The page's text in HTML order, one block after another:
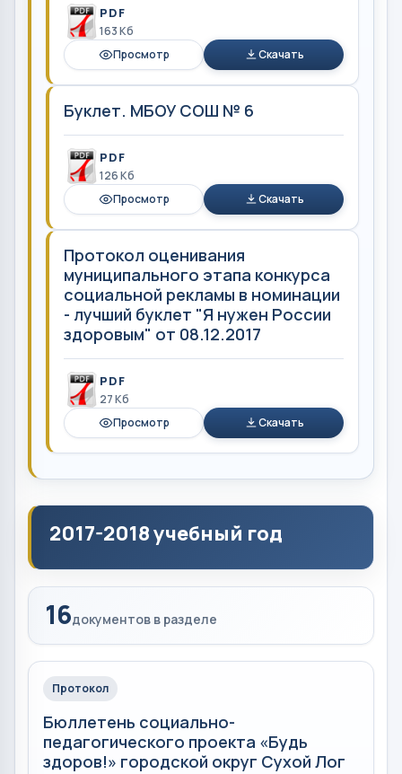
PDF
163 Кб
Просмотр
Скачать
Буклет. МБОУ СОШ № 6
PDF
126 Кб
Просмотр
Скачать
Протокол оценивания
муниципального этапа конкурса
социальной рекламы в номинации
- лучший буклет "Я нужен России
здоровым" от 08.12.2017
PDF
27 Кб
Просмотр
Скачать
2017-2018 учебный год
16документов в разделе
Протокол
Бюллетень социально-
педагогического проекта «Будь
здоров!» городской округ Сухой Лог